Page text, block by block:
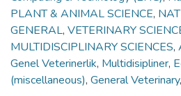
PLANT & ANIMAL SCIENCE,
GENERAL, VETERINARY
MULTIDISCIPLINARY SCIENCES,
Genel Veterinerlik, Multidisipliner,
(miscellaneous), General Veterinary,